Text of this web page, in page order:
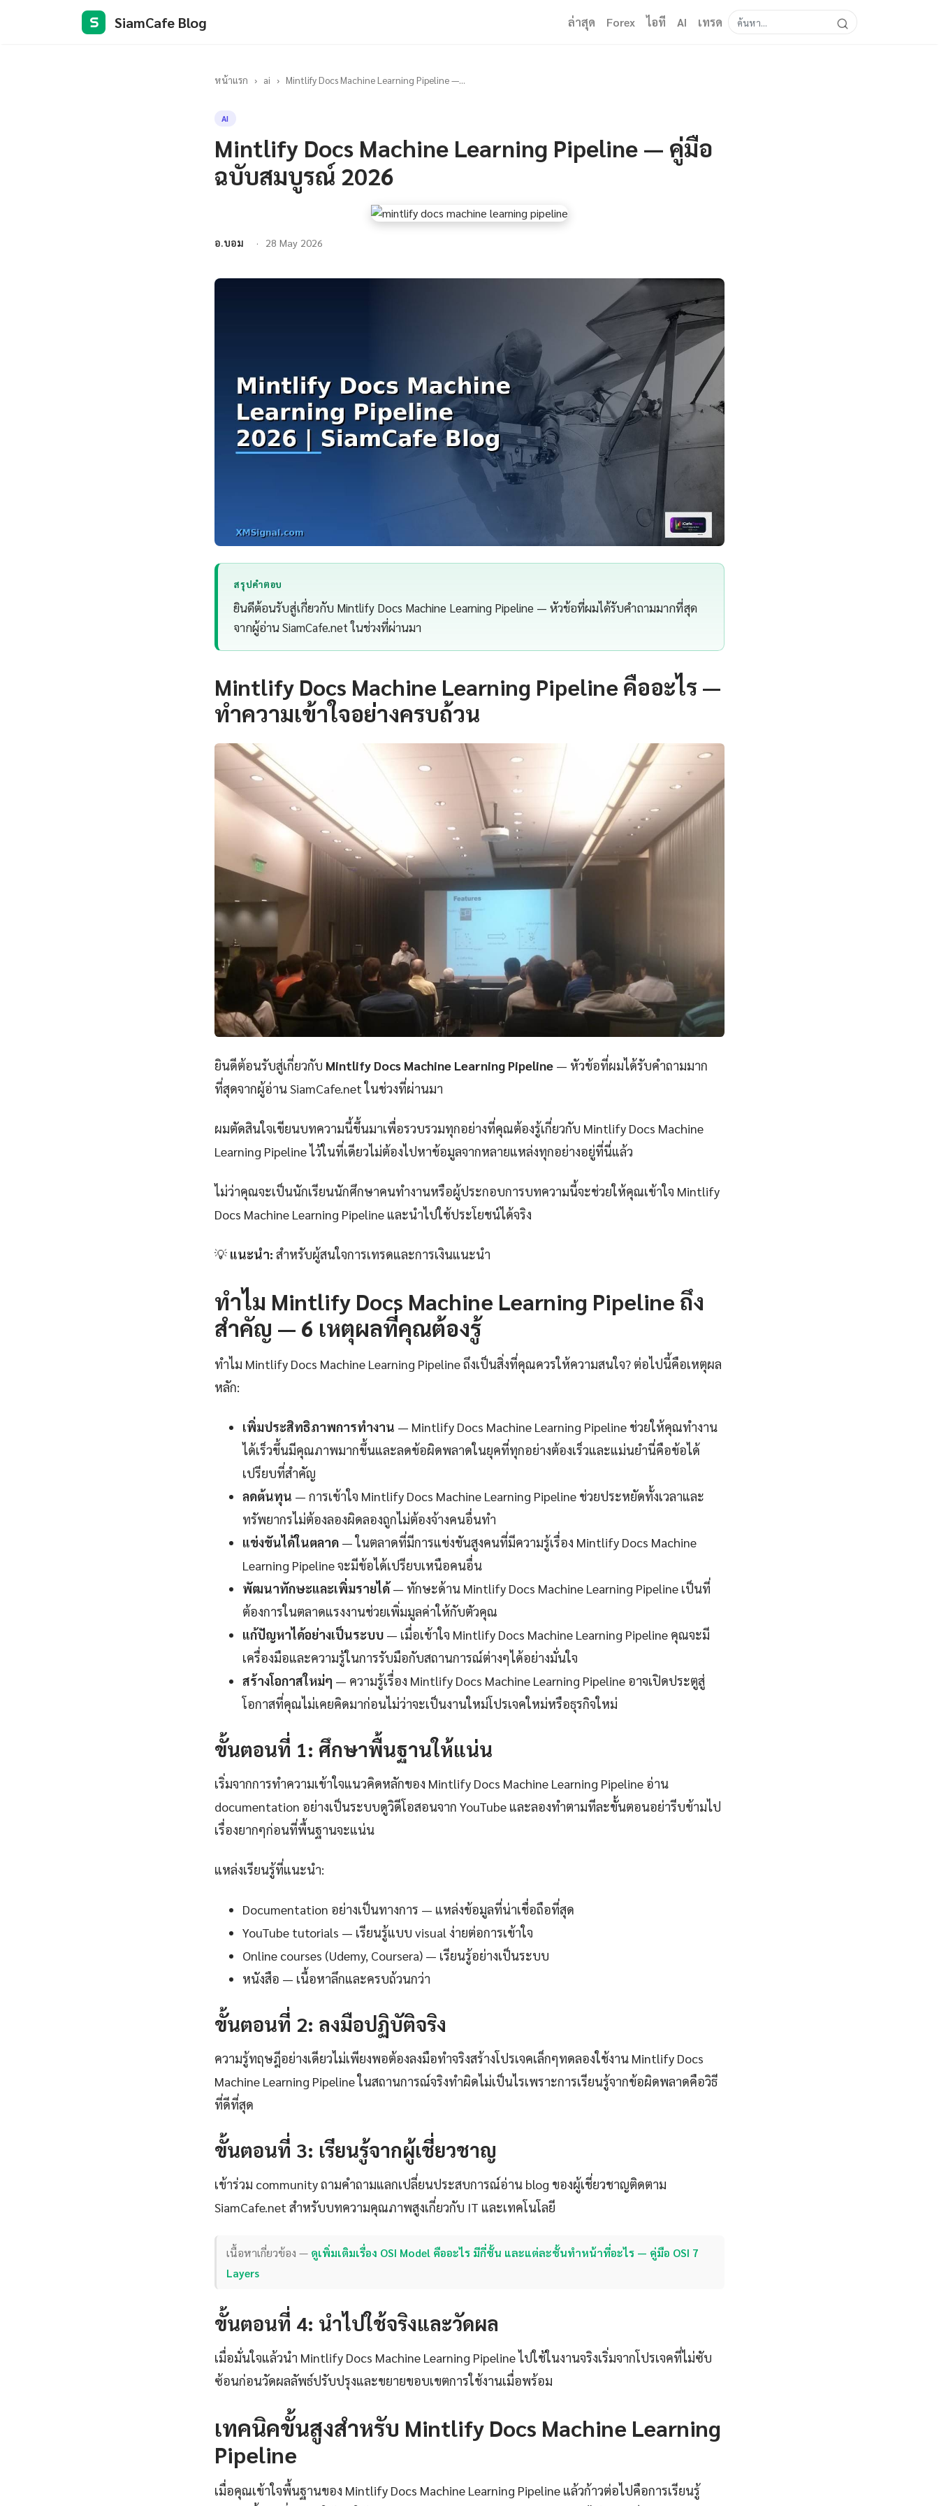
S SiamCafe Blog ล่าสุด Forex ไอที AI เทรด
หน้าแรก › ai › Mintlify Docs Machine Learning Pipeline —...
AI
Mintlify Docs Machine Learning Pipeline — คู่มือ
ฉบับสมบูรณ์ 2026
อ.บอม 28 May 2026
สรุปคำตอบ
ยินดีต้อนรับสู่เกี่ยวกับ Mintlify Docs Machine Learning Pipeline — หัวข้อที่ผมได้รับคำถามมากที่สุด
จากผู้อ่าน SiamCafe.net ในช่วงที่ผ่านมา
Mintlify Docs Machine Learning Pipeline คืออะไร —
ทำความเข้าใจอย่างครบถ้วน
ยินดีต้อนรับสู่เกี่ยวกับ Mintlify Docs Machine Learning Pipeline — หัวข้อที่ผมได้รับคำถามมาก
ที่สุดจากผู้อ่าน SiamCafe.net ในช่วงที่ผ่านมา
ผมตัดสินใจเขียนบทความนี้ขึ้นมาเพื่อรวบรวมทุกอย่างที่คุณต้องรู้เกี่ยวกับ Mintlify Docs Machine
Learning Pipeline ไว้ในที่เดียวไม่ต้องไปหาข้อมูลจากหลายแหล่งทุกอย่างอยู่ที่นี่แล้ว
ไม่ว่าคุณจะเป็นนักเรียนนักศึกษาคนทำงานหรือผู้ประกอบการบทความนี้จะช่วยให้คุณเข้าใจ Mintlify
Docs Machine Learning Pipeline และนำไปใช้ประโยชน์ได้จริง
💡 แนะนำ: สำหรับผู้สนใจการเทรดและการเงินแนะนำ
ทำไม Mintlify Docs Machine Learning Pipeline ถึง
สำคัญ — 6 เหตุผลที่คุณต้องรู้
ทำไม Mintlify Docs Machine Learning Pipeline ถึงเป็นสิ่งที่คุณควรให้ความสนใจ? ต่อไปนี้คือเหตุผล
หลัก:
เพิ่มประสิทธิภาพการทำงาน — Mintlify Docs Machine Learning Pipeline ช่วยให้คุณทำงาน
ได้เร็วขึ้นมีคุณภาพมากขึ้นและลดข้อผิดพลาดในยุคที่ทุกอย่างต้องเร็วและแม่นยำนี่คือข้อได้
เปรียบที่สำคัญ
ลดต้นทุน — การเข้าใจ Mintlify Docs Machine Learning Pipeline ช่วยประหยัดทั้งเวลาและ
ทรัพยากรไม่ต้องลองผิดลองถูกไม่ต้องจ้างคนอื่นทำ
แข่งขันได้ในตลาด — ในตลาดที่มีการแข่งขันสูงคนที่มีความรู้เรื่อง Mintlify Docs Machine
Learning Pipeline จะมีข้อได้เปรียบเหนือคนอื่น
พัฒนาทักษะและเพิ่มรายได้— ทักษะด้าน Mintlify Docs Machine Learning Pipeline เป็นที่
ต้องการในตลาดแรงงานช่วยเพิ่มมูลค่าให้กับตัวคุณ
แก้ปัญหาได้อย่างเป็นระบบ — เมื่อเข้าใจ Mintlify Docs Machine Learning Pipeline คุณจะมี
เครื่องมือและความรู้ในการรับมือกับสถานการณ์ต่างๆได้อย่างมั่นใจ
สร้างโอกาสใหม่ๆ — ความรู้เรื่อง Mintlify Docs Machine Learning Pipeline อาจเปิดประตูสู่
โอกาสที่คุณไม่เคยคิดมาก่อนไม่ว่าจะเป็นงานใหม่โปรเจคใหม่หรือธุรกิจใหม่
ขั้นตอนที่ 1: ศึกษาพื้นฐานให้แน่น
เริ่มจากการทำความเข้าใจแนวคิดหลักของ Mintlify Docs Machine Learning Pipeline อ่าน
documentation อย่างเป็นระบบดูวิดีโอสอนจาก YouTube และลองทำตามทีละขั้นตอนอย่ารีบข้ามไป
เรื่องยากๆก่อนที่พื้นฐานจะแน่น
แหล่งเรียนรู้ที่แนะนำ:
Documentation อย่างเป็นทางการ — แหล่งข้อมูลที่น่าเชื่อถือที่สุด
YouTube tutorials — เรียนรู้แบบ visual ง่ายต่อการเข้าใจ
Online courses (Udemy, Coursera) — เรียนรู้อย่างเป็นระบบ
หนังสือ — เนื้อหาลึกและครบถ้วนกว่า
ขั้นตอนที่ 2: ลงมือปฏิบัติจริง
ความรู้ทฤษฎีอย่างเดียวไม่เพียงพอต้องลงมือทำจริงสร้างโปรเจคเล็กๆทดลองใช้งาน Mintlify Docs
Machine Learning Pipeline ในสถานการณ์จริงทำผิดไม่เป็นไรเพราะการเรียนรู้จากข้อผิดพลาดคือวิธี
ที่ดีที่สุด
ขั้นตอนที่ 3: เรียนรู้จากผู้เชี่ยวชาญ
เข้าร่วม community ถามคำถามแลกเปลี่ยนประสบการณ์อ่าน blog ของผู้เชี่ยวชาญติดตาม
SiamCafe.net สำหรับบทความคุณภาพสูงเกี่ยวกับ IT และเทคโนโลยี
เนื้อหาเกี่ยวข้อง — ดูเพิ่มเติมเรื่อง OSI Model คืออะไร มีกี่ชั้น และแต่ละชั้นทำหน้าที่อะไร — คู่มือ OSI 7
Layers
ขั้นตอนที่ 4: นำไปใช้จริงและวัดผล
เมื่อมั่นใจแล้วนำ Mintlify Docs Machine Learning Pipeline ไปใช้ในงานจริงเริ่มจากโปรเจคที่ไม่ซับ
ซ้อนก่อนวัดผลลัพธ์ปรับปรุงและขยายขอบเขตการใช้งานเมื่อพร้อม
เทคนิคขั้นสูงสำหรับ Mintlify Docs Machine Learning
Pipeline
เมื่อคุณเข้าใจพื้นฐานของ Mintlify Docs Machine Learning Pipeline แล้วก้าวต่อไปคือการเรียนรู้